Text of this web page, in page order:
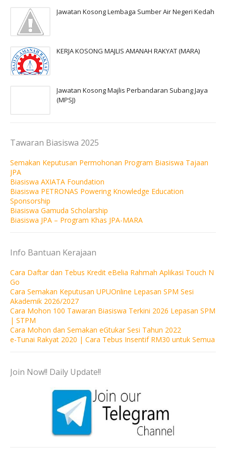
Jawatan Kosong Lembaga Sumber Air Negeri Kedah
KERJA KOSONG MAJLIS AMANAH RAKYAT (MARA)
Jawatan Kosong Majlis Perbandaran Subang Jaya
(MPSJ)
Tawaran Biasiswa 2025
Semakan Keputusan Permohonan Program Biasiswa Tajaan
JPA
Biasiswa AXIATA Foundation
Biasiswa PETRONAS Powering Knowledge Education
Sponsorship
Biasiswa Gamuda Scholarship
Biasiswa JPA – Program Khas JPA-MARA
Info Bantuan Kerajaan
Cara Daftar dan Tebus Kredit eBelia Rahmah Aplikasi Touch N
Go
Cara Semakan Keputusan UPUOnline Lepasan SPM Sesi
Akademik 2026/2027
Cara Mohon 100 Tawaran Biasiswa Terkini 2026 Lepasan SPM
| STPM
Cara Mohon dan Semakan eGtukar Sesi Tahun 2022
e-Tunai Rakyat 2020 | Cara Tebus Insentif RM30 untuk Semua
Join Now!! Daily Update!!